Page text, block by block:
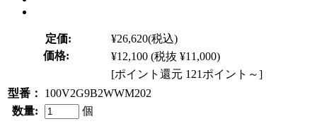
定価: ¥26,620(税込)
価格:
¥12,100 (税抜 ¥11,000)
[ポイント還元 121ポイント～]
型番：
100V2G9B2WWM202
数量:
個